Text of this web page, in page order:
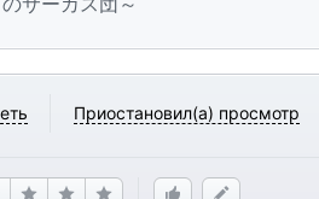
サーカス団～
Приостановил(а) просмотр